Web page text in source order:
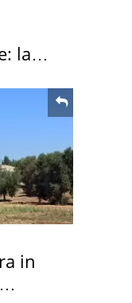
la
in